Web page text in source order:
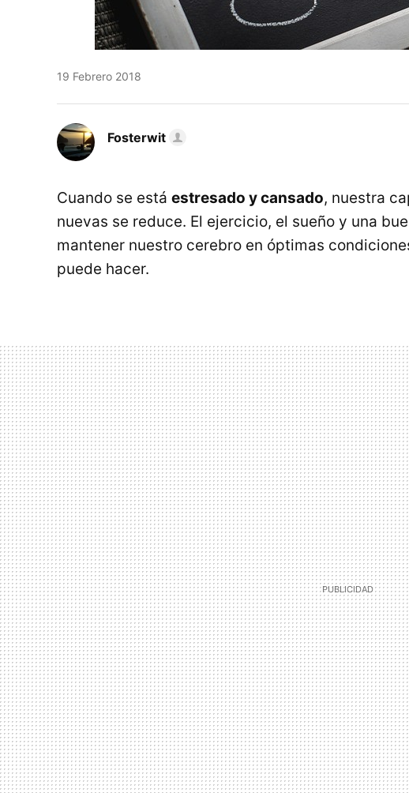
19 Febrero 2018
Fosterwit
Cuando se está estresado y cansado, nuestra
nuevas se reduce. El ejercicio, el sueño y una
mantener nuestro cerebro en óptimas
puede hacer.